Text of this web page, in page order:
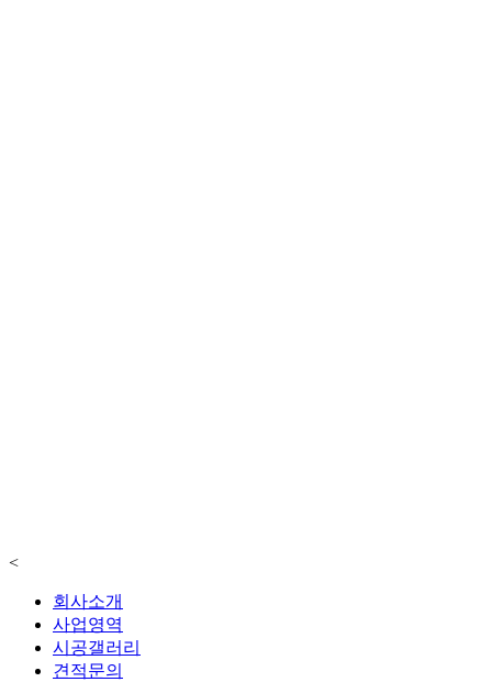
<
회사소개
사업영역
시공갤러리
견적문의